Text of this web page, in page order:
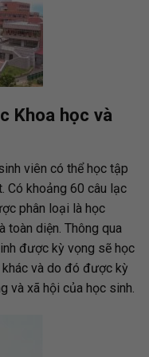
Khoa học và
viên có thể học tập
Có khoảng 60 câu lạc
phân loại là học
toàn diện. Thông qua
được kỳ vọng sẽ học
và do đó được kỳ
và xã hội của học sinh.